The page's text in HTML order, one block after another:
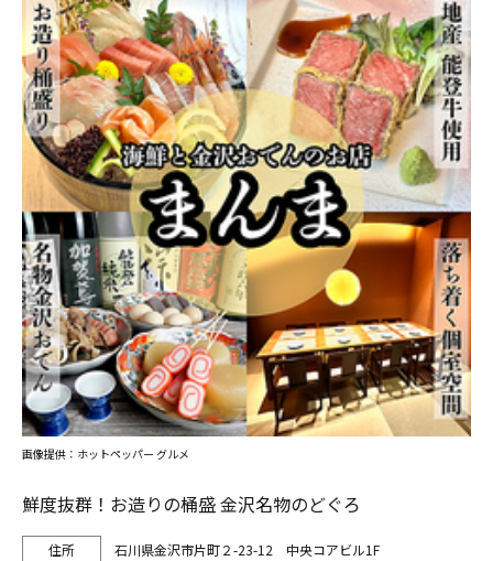
鮮度抜群！お造りの桶盛 金沢名物のどぐろ
石川県金沢市片町２-23-12 中央コアビル1F
画像提供：ホットペッパー グルメ